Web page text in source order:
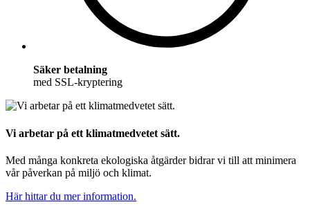
Säker betalning
med SSL-kryptering
Vi arbetar på ett klimatmedvetet sätt.
Med många konkreta ekologiska åtgärder bidrar vi till att minimera
vår påverkan på miljö och klimat.
Här hittar du mer information.